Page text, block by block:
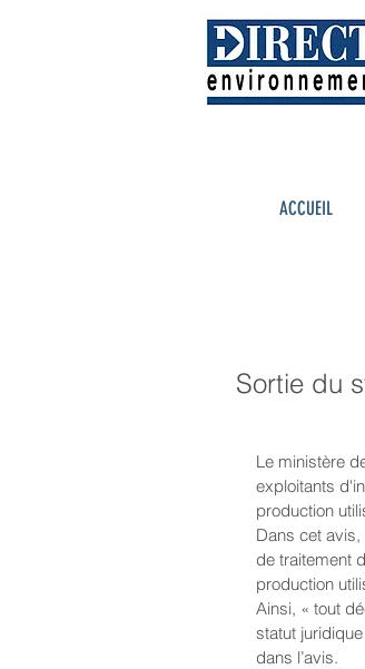
ACCUEIL
Sortie du
Le ministère
exploitants
production
Dans cet
de traitement
production
Ainsi, « tout
statut
dans l’avis.